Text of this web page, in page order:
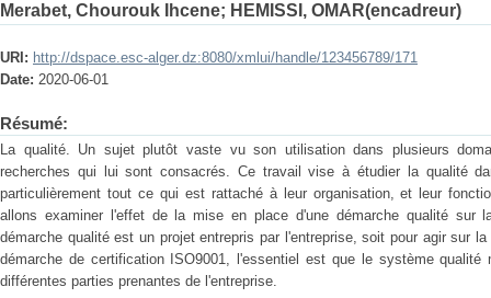
Merabet, Chourouk Ihcene; HEMISSI, OMAR(encadreur)
URI: http://dspace.esc-alger.dz:8080/xmlui/handle/123456789/171
Date: 2020-06-01
Résumé:
La qualité. Un sujet plutôt vaste vu son utilisation dans plusieurs
recherches qui lui sont consacrés. Ce travail vise à étudier la qualité
particulièrement tout ce qui est rattaché à leur organisation, et leur
allons examiner l'effet de la mise en place d'une démarche qualité sur
démarche qualité est un projet entrepris par l'entreprise, soit pour agir sur
démarche de certification ISO9001, l'essentiel est que le système
différentes parties prenantes de l'entreprise.